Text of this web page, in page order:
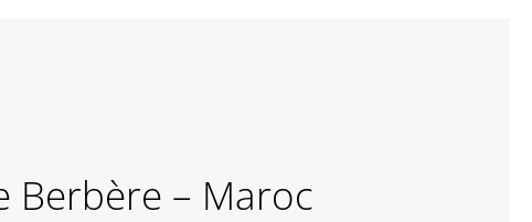
Berbère – Maroc